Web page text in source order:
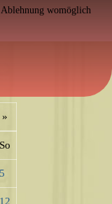
»
So
5
12
Ablehnung womöglich